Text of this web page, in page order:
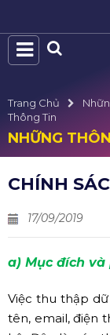
Trang Chủ
Thông Tin
NHỮNG
CHÍNH
17/09/2019
a) Mục đích
Việc thu thập
tên, email, điện